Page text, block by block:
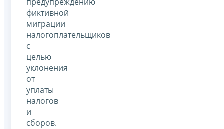
фиктивной
миграции
налогоплательщиков
с
целью
уклонения
от
уплаты
налогов
и
сборов.